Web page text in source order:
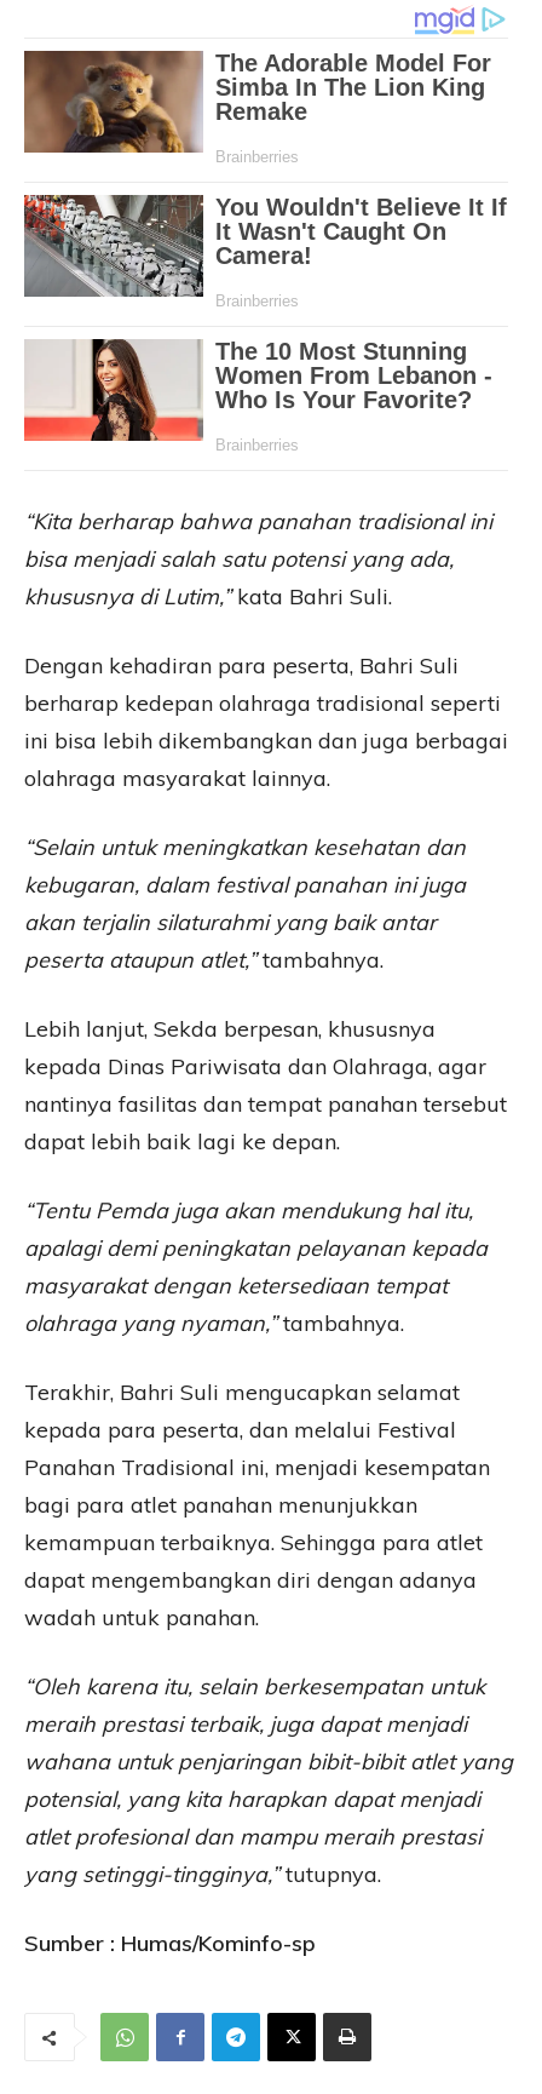
“Kita berharap bahwa panahan tradisional ini
bisa menjadi salah satu potensi yang ada,
khususnya di Lutim,”kata Bahri Suli.
Dengan kehadiran para peserta, Bahri Suli
berharap kedepan olahraga tradisional seperti
ini bisa lebih dikembangkan dan juga berbagai
olahraga masyarakat lainnya.
“Selain untuk meningkatkan kesehatan dan
kebugaran, dalam festival panahan ini juga
akan terjalin silaturahmi yang baik antar
peserta ataupun atlet,”tambahnya.
Lebih lanjut, Sekda berpesan, khususnya
kepada Dinas Pariwisata dan Olahraga, agar
nantinya fasilitas dan tempat panahan tersebut
dapat lebih baik lagi ke depan.
“Tentu Pemda juga akan mendukung hal itu,
apalagi demi peningkatan pelayanan kepada
masyarakat dengan ketersediaan tempat
olahraga yang nyaman,”tambahnya.
Terakhir, Bahri Suli mengucapkan selamat
kepada para peserta, dan melalui Festival
Panahan Tradisional ini, menjadi kesempatan
bagi para atlet panahan menunjukkan
kemampuan terbaiknya. Sehingga para atlet
dapat mengembangkan diri dengan adanya
wadah untuk panahan.
“Oleh karena itu, selain berkesempatan untuk
meraih prestasi terbaik, juga dapat menjadi
wahana untuk penjaringan bibit-bibit atlet yang
potensial, yang kita harapkan dapat menjadi
atlet profesional dan mampu meraih prestasi
yang setinggi-tingginya,”tutupnya.
Sumber : Humas/Kominfo-sp